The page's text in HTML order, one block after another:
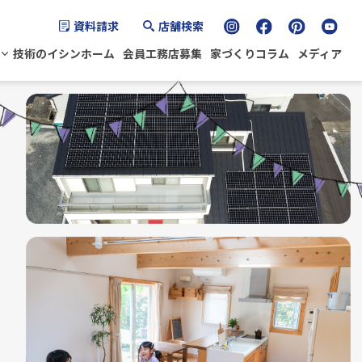
資料請求
店舗検索
技術のイシンホーム 会員工務店募集 家づくりコラム メディア